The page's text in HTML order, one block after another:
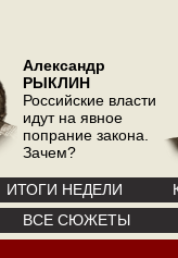
Александр
РЫКЛИН
Российские власти
идут на явное
попрание закона.
Зачем?
ИТОГИ НЕДЕЛИ
ВСЕ СЮЖЕТЫ